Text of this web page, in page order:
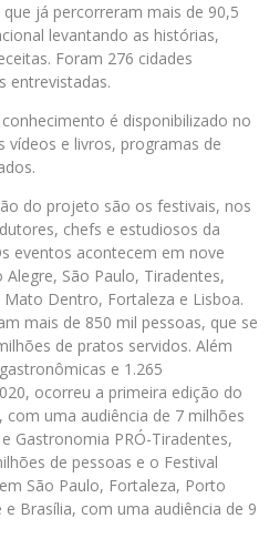
que já percorreram mais de 90,5
levantando as histórias,
Foram 276 cidades
entrevistadas.
é disponibilizado no
vídeos e livros, programas de
do projeto são os festivais, nos
chefs e estudiosos da
eventos acontecem em nove
São Paulo, Tiradentes,
Dentro, Fortaleza e Lisboa.
mais de 850 mil pessoas, que se
de pratos servidos. Além
e 1.265
ocorreu a primeira edição do
uma audiência de 7 milhões
Gastronomia PRÓ-Tiradentes,
de pessoas e o Festival
São Paulo, Fortaleza, Porto
Brasília, com uma audiência de 9